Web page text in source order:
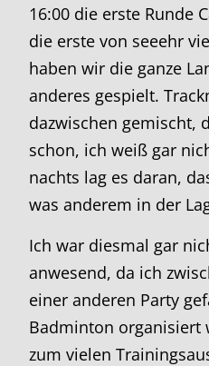
16:00 die erste Runde
die erste von seeehr
haben wir die ganze
anderes gespielt.
dazwischen gemischt,
schon, ich weiß gar
nachts lag es daran,
was anderem in der
Ich war diesmal gar
anwesend, da ich
einer anderen Party
Badminton organisiert
zum vielen